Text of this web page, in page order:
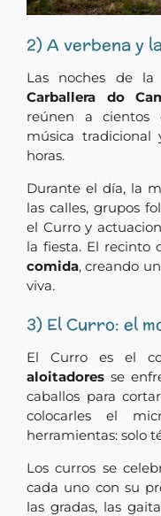
2) A verbena y
Las noches de
Carballera do
reúnen a cientos
música tradicional
horas.
Durante el día, la
las calles, grupos
el Curro y
la fiesta. El recinto
comida, creando
viva.
3) El Curro: el
El Curro es el
aloitadores se
caballos para
colocarles el
herramientas: solo
Los curros se
cada uno con su
las gradas, las